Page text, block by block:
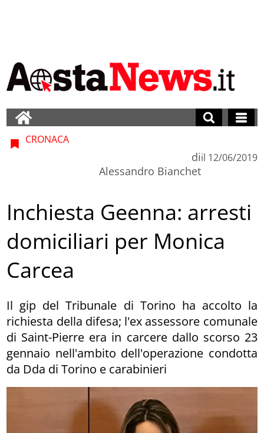
CRONACA
di
Alessandro Bianchet
il 12/06/2019
Inchiesta Geenna: arresti
domiciliari per Monica
Carcea
Il gip del Tribunale di Torino ha accolto la
richiesta della difesa; l'ex assessore comunale
di Saint-Pierre era in carcere dallo scorso 23
gennaio nell'ambito dell'operazione condotta
da Dda di Torino e carabinieri